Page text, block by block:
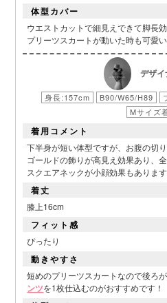
■スペック表
体型カバー
ウエストカットで細見えできて脚長効
プリーツスカートが動いた時も可愛
デザ
身長:157cm B90/W65/H89
Mサイズ
着用コメント
下半身が短い体型ですが、お腹の切
ゴールドの飾りが高見え効果あり、
スクエアネックが小顔効果もあります
着丈
膝上16cm
フィット感
ぴったり
動きやすさ
短めのプリーツスカートなので後ろが
ンツを1枚仕込むのがおすすめです！